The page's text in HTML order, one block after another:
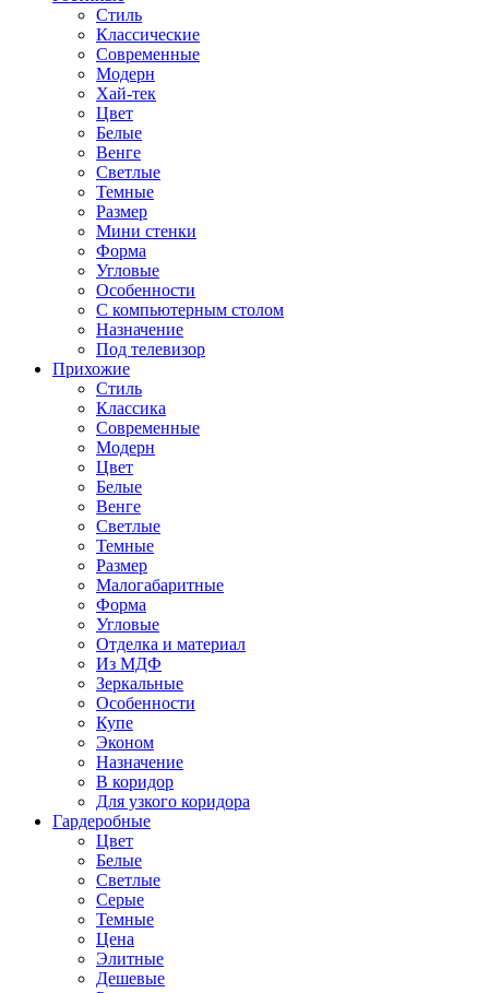
Стиль
Классические
Современные
Модерн
Хай-тек
Цвет
Белые
Венге
Светлые
Темные
Размер
Мини стенки
Форма
Угловые
Особенности
С компьютерным столом
Назначение
Под телевизор
Прихожие
Стиль
Классика
Современные
Модерн
Цвет
Белые
Венге
Светлые
Темные
Размер
Малогабаритные
Форма
Угловые
Отделка и материал
Из МДФ
Зеркальные
Особенности
Купе
Эконом
Назначение
В коридор
Для узкого коридора
Гардеробные
Цвет
Белые
Светлые
Серые
Темные
Цена
Элитные
Дешевые